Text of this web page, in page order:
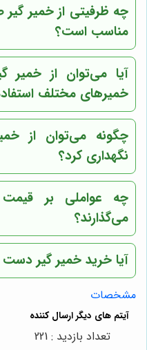
چه ظرفیتی از خمیر
مناسب است؟
آیا می‌توان از خمیر
خمیرهای مختلف
چگونه می‌توان از
نگهداری کرد؟
چه عواملی بر
می‌گذارند؟
آیا خرید خمیر گیر
مشخصات
تعداد بازدید : 221